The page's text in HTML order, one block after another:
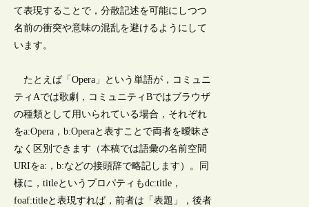
て表現することで，分散記述を可能にしつつ
名前の衝突や意味の混乱を避けるようにして
います。
たとえば「Opera」という単語が，コミュニ
ティAでは歌劇，コミュニティBではブラウザ
の種類として用いられている場合，それぞれ
をa:Opera，b:Operaと表すことで両者を曖昧さ
なく区別できます（本稿では語彙の名前空間
URIをa:，b:などの接頭辞で略記します）。同
様に，titleというプロパティもdc:title，
foaf:titleと表現すれば，前者は「表題」，後者